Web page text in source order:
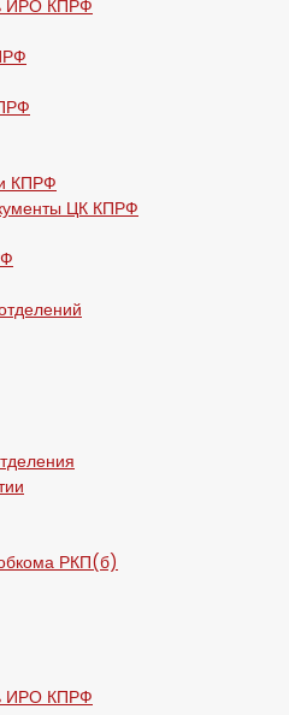
ИРО КПРФ
КПРФ
ЦК КПРФ
РКП(б)
ИРО КПРФ